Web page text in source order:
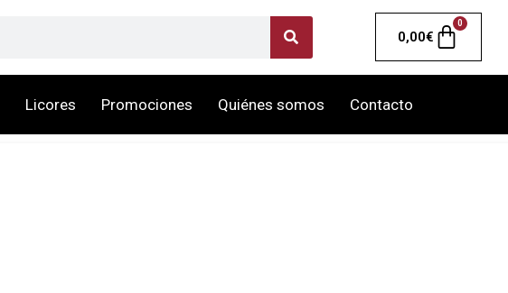
0,00€
0
Licores Promociones Quiénes somos Contacto